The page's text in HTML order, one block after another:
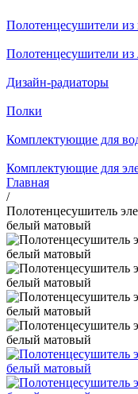
Полотенцесушители из
Полотенцесушители из
Дизайн-радиаторы
Полки
Комплектующие для
Комплектующие для
Главная
/
Полотенцесушитель
белый матовый